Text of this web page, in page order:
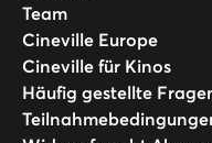
Team
Cineville Europe
Cineville für Kinos
Häufig gestellte